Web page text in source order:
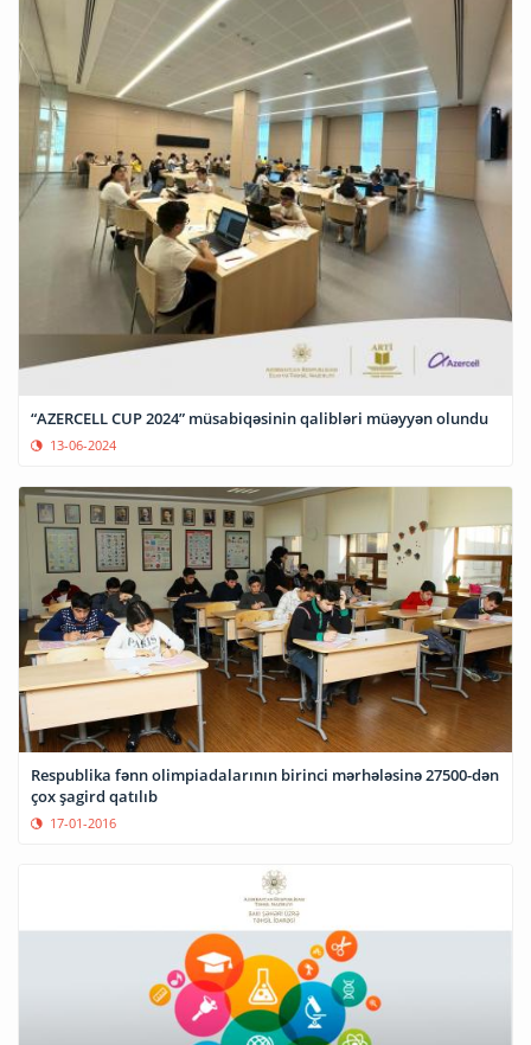
“AZERCELL CUP 2024” müsabiqəsinin qalibləri müəyyən olundu
13-06-2024
Respublika fənn olimpiadalarının birinci mərhələsinə 27500-dən
çox şagird qatılıb
17-01-2016